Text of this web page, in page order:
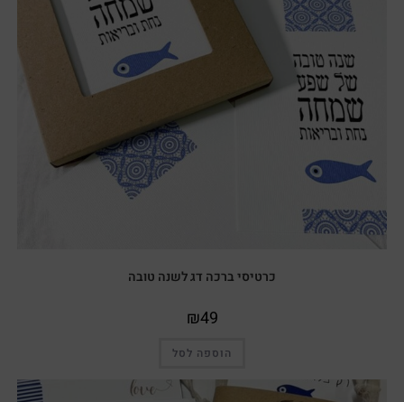
כרטיסי ברכה דג לשנה טובה
₪49
הוספה לסל